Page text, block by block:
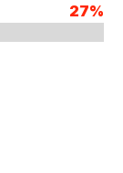
27%